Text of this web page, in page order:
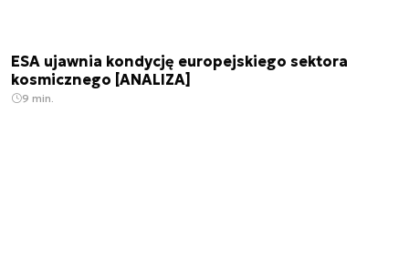
ESA ujawnia kondycję europejskiego sektora
kosmicznego [ANALIZA]
9 min.